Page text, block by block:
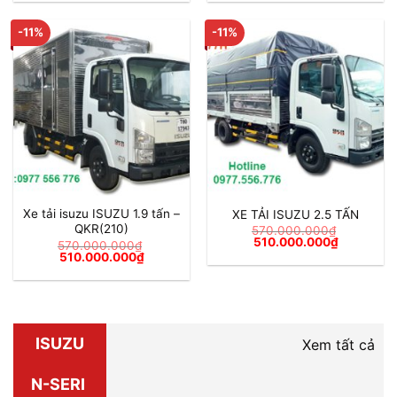
700.000.000₫.
-11%
Xe tải isuzu ISUZU 1.9 tấn –
QKR(210)
570.000.000₫
Giá
là:
510.000.000₫Giá
hiện
tại
-11%
XE TẢI ISUZU 2.5 TẤN
570.000.000₫
Giá
là:
510.000.000₫Giá
hiện
tại
ISUZU
N-SERI
Xem tất cả